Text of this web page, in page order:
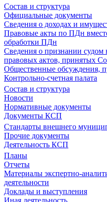
Состав и структура
Официальные документы
Сведения о доходах и
Правовые акты по ПДн
обработки ПДн
Сведения о признании
правовых актов, принятых
Общественные обсуждения,
Контрольно-счетная палата
Состав и структура
Новости
Нормативные документы
Документы КСП
Стандарты внешнего
Прочие документы
Деятельность КСП
Планы
Отчеты
Материалы экспертно-
деятельности
Доклады и выступления
Иная деятельность